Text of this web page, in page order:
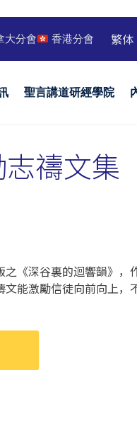
大分會 香港分會 繁体
聖言講道研經學院
禱文集
《深谷裏的迴響韻》，
文能激勵信徒向前向上，